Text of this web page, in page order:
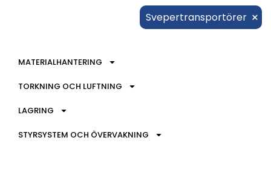
Svepertransportörer ×
MATERIALHANTERING
TORKNING OCH LUFTNING
LAGRING
STYRSYSTEM OCH ÖVERVAKNING